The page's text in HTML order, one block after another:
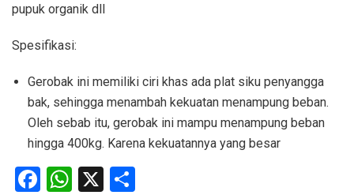
pupuk organik dll
Spesifikasi:
Gerobak ini memiliki ciri khas ada plat siku penyangga
bak, sehingga menambah kekuatan menampung beban.
Oleh sebab itu, gerobak ini mampu menampung beban
hingga 400kg. Karena kekuatannya yang besar
Facebook
WhatsApp
X